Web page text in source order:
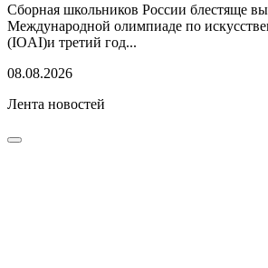
Сборная школьников России блестяще
Международной олимпиаде по
(IOAI)и третий год...
08.08.2026
Лента новостей